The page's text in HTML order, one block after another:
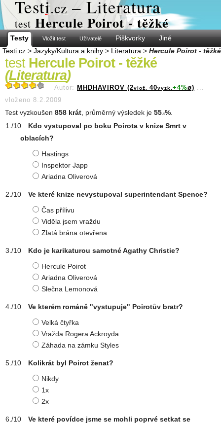
Testi.cz – Literatura
test Hercule Poirot - těžké
Testy Vložit test Uživatelé Piškvorky
Jiné
Testi.cz > Jazyky/Kultura a knihy > Literatura > Hercule Poirot - těžké
test Hercule Poirot - těžké
(Literatura)
Autor: MHDHAVIROV (2vlož. 40vyzk. +4%ø) ...
vloženo 8.2.2009
Test vyzkoušen 858 krát , průměrný výsledek je 55 .4%
Kdo vystupoval po boku Poirota v knize Smrt v
oblacích?
Hastings
Inspektor Japp
Ariadna Oliverová
Ve které knize nevystupoval superintendant Spence?
Čas přílivu
Viděla jsem vraždu
Zlatá brána otevřena
Kdo je karikaturou samotné Agathy Christie?
Hercule Poirot
Ariadna Oliverová
Slečna Lemonová
Ve kterém románě "vystupuje" Poirotův bratr?
Velká čtyřka
Vražda Rogera Ackroyda
Záhada na zámku Styles
Kolikrát byl Poirot ženat?
Nikdy
1x
2x
Ve které povídce jsme se mohli poprvé setkat se